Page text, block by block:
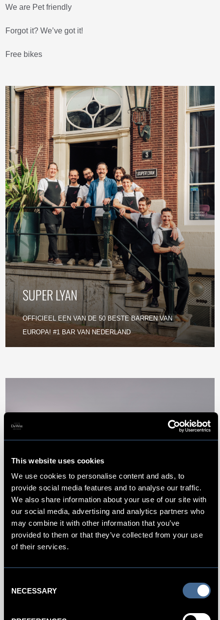
This website uses cookies
We use cookies to personalise content and ads, to
provide social media features and to analyse our traffic.
We also share information about your use of our site with
our social media, advertising and analytics partners who
may combine it with other information that you’ve
provided to them or that they’ve collected from your use
of their services.
Selection
NECESSARY
We are Pet friendly
Forgot it? We’ve got it!
Free bikes
SUPER LYAN
OFFICIEEL EEN VAN DE 50 BESTE BARREN VAN
EUROPA! #1 BAR VAN NEDERLAND
SPECIALE AANBIEDINGEN